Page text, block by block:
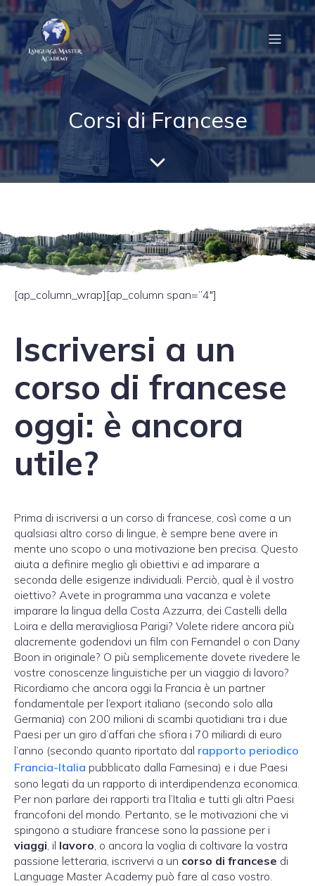
Corsi di Francese
[ap_column_wrap][ap_column span=”4″]
Iscriversi a un
corso di francese
oggi: è ancora
utile?
Prima di iscriversi a un corso di francese, così come a un
qualsiasi altro corso di lingue, è sempre bene avere in
mente uno scopo o una motivazione ben precisa. Questo
aiuta a definire meglio gli obiettivi e ad imparare a
seconda delle esigenze individuali. Perciò, qual è il vostro
oiettivo? Avete in programma una vacanza e volete
imparare la lingua della Costa Azzurra, dei Castelli della
Loira e della meravigliosa Parigi? Volete ridere ancora più
alacremente godendovi un film con Fernandel o con Dany
Boon in originale? O più semplicemente dovete rivedere le
vostre conoscenze linguistiche per un viaggio di lavoro?
Ricordiamo che ancora oggi la Francia è un partner
fondamentale per l’export italiano (secondo solo alla
Germania) con 200 milioni di scambi quotidiani tra i due
Paesi per un giro d’affari che sfiora i 70 miliardi di euro
l’anno (secondo quanto riportato dal rapporto periodico
Francia-Italia pubblicato dalla Farnesina) e i due Paesi
sono legati da un rapporto di interdipendenza economica.
Per non parlare dei rapporti tra l’Italia e tutti gli altri Paesi
francofoni del mondo. Pertanto, se le motivazioni che vi
spingono a studiare francese sono la passione per i
viaggi, il lavoro, o ancora la voglia di coltivare la vostra
passione letteraria, iscrivervi a un corso di francese di
Language Master Academy può fare al caso vostro.